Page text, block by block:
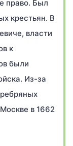
право. Был
крестьян. В
власти
к
были
Из-за
в 1662